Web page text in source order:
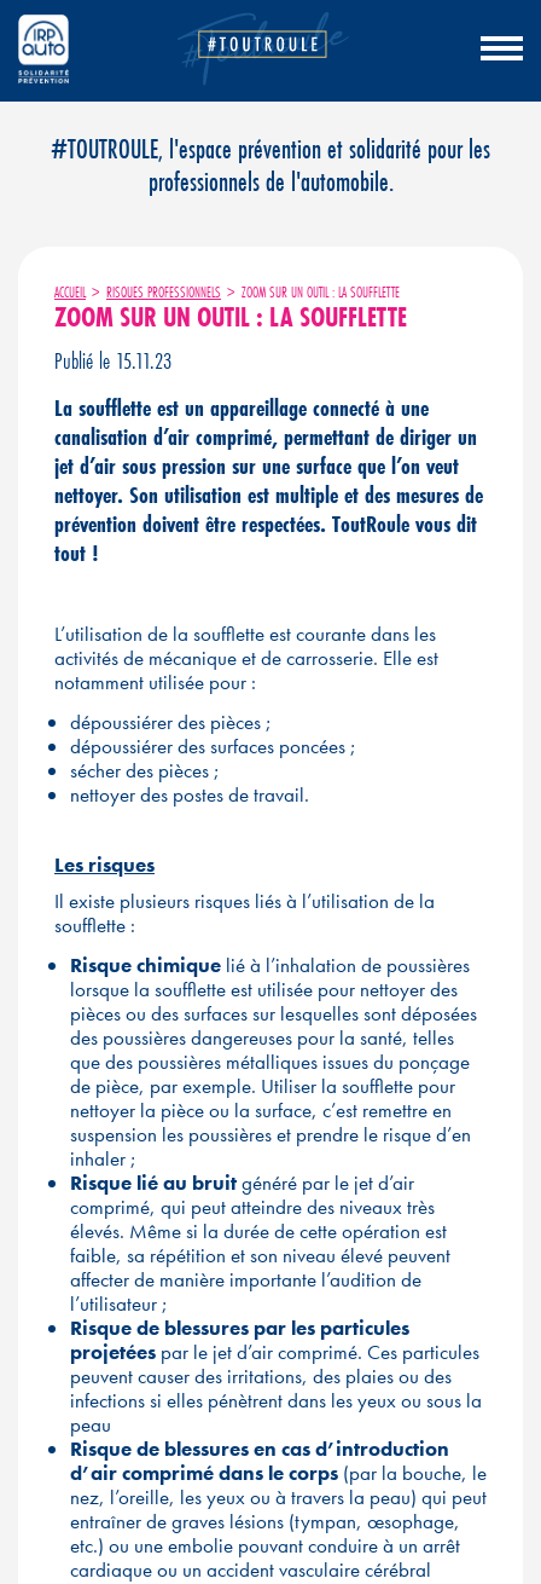
#TOUTROULE, l'espace prévention et solidarité pour les
professionnels de l'automobile.
ACCUEIL > RISQUES PROFESSIONNELS > ZOOM SUR UN OUTIL : LA SOUFFLETTE
ZOOM SUR UN OUTIL : LA SOUFFLETTE
Publié le 15.11.23
La soufflette est un appareillage connecté à une
canalisation d’air comprimé, permettant de diriger un
jet d’air sous pression sur une surface que l’on veut
nettoyer. Son utilisation est multiple et des mesures de
prévention doivent être respectées. ToutRoule vous dit
tout !
L’utilisation de la soufflette est courante dans les
activités de mécanique et de carrosserie. Elle est
notamment utilisée pour :
dépoussiérer des pièces ;
dépoussiérer des surfaces poncées ;
sécher des pièces ;
nettoyer des postes de travail.
Les risques
Il existe plusieurs risques liés à l’utilisation de la
soufflette :
Risque chimique lié à l’inhalation de poussières
lorsque la soufflette est utilisée pour nettoyer des
pièces ou des surfaces sur lesquelles sont déposées
des poussières dangereuses pour la santé, telles
que des poussières métalliques issues du ponçage
de pièce, par exemple. Utiliser la soufflette pour
nettoyer la pièce ou la surface, c’est remettre en
suspension les poussières et prendre le risque d’en
inhaler ;
Risque lié au bruitgénéré par le jet d’air
comprimé, qui peut atteindre des niveaux très
élevés. Même si la durée de cette opération est
faible, sa répétition et son niveau élevé peuvent
affecter de manière importante l’audition de
l’utilisateur ;
Risque de blessures par les particules
projetées par le jet d’air comprimé. Ces particules
peuvent causer des irritations, des plaies ou des
infections si elles pénètrent dans les yeux ou sous la
peau
Risque de blessures en cas d’introduction
d’air comprimé dans le corps (par la bouche, le
nez, l’oreille, les yeux ou à travers la peau) qui peut
entraîner de graves lésions (tympan, œsophage,
etc.) ou une embolie pouvant conduire à un arrêt
cardiaque ou un accident vasculaire cérébral